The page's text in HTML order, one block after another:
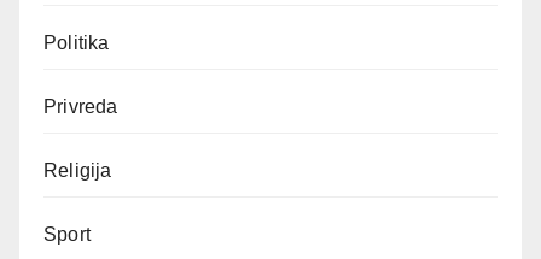
Politika
Privreda
Religija
Sport